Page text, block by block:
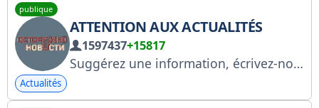
publique
ATTENTION AUX ACTUALITÉS
1597437+15817
Suggérez une information, écrivez-nous : @ostoroznyii_bot Liste RKN : https://clck.ru/3Rf7Nx
Actualités